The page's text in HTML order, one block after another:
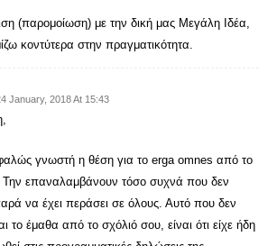
(παρομοίωση) με την δική μας Μεγάλη Ιδέα,
κοντύτερα στην πραγματικότητα.
January, 2018 At 15:43
γνωστή η θέση για το erga omnes από το
Την επαναλαμβάνουν τόσο συχνά που δεν
να έχει περάσει σε όλους. Αυτό που δεν
το έμαθα από το σχόλιό σου, είναι ότι είχε ήδη